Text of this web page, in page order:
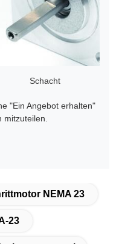
Schacht
"Ein Angebot erhalten"
mitzuteilen.
NEMA 23
23